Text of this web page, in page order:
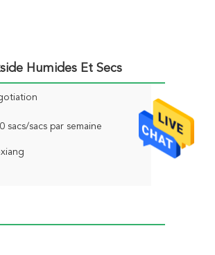
Humides Et Secs
sacs/sacs par semaine